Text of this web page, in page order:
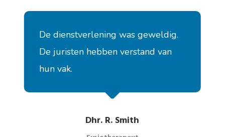
De dienstverlening was geweldig.
De juristen hebben verstand van
hun vak.
Dhr. R. Smith